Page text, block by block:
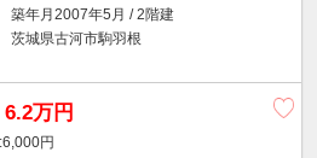
築年月2007年5月 / 2階建
茨城県古河市駒羽根
6.2万円
6,000円